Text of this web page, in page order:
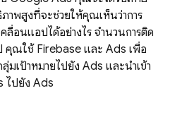
าพสูงที่จะช่วยให้คุณเห็นว่าการ
ลื่อนแอปได้อย่างไร จำนวนการติด
คุณใช้ Firebase และ Ads เพื่อ
มเป้าหมายไปยัง Ads และนำเข้า
ไปยัง Ads